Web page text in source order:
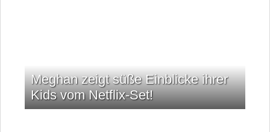
Meghan zeigt süße Einblicke ihrer
Kids vom Netflix-Set!